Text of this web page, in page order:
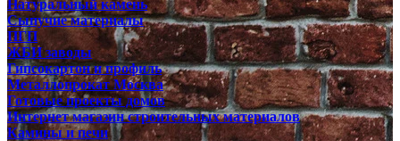
Натуральный камень
Сыпучие материалы
ПГП
ЖБИ заводы
Гипсокартон и профиль
Металлопрокат Москва
Готовые проекты домов
Интернет магазин строительных материалов
Камины и печи